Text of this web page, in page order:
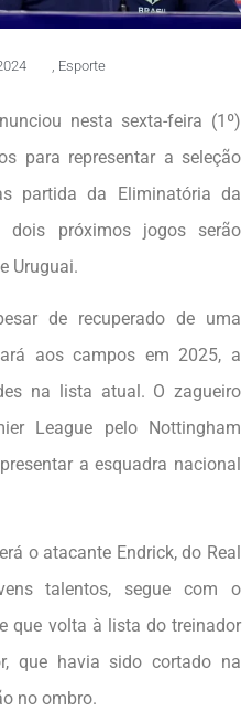
Esporte
nesta sexta-feira (1º)
para representar a seleção
partida da Eliminatória da
próximos jogos serão
Uruguai.
de recuperado de uma
aos campos em 2025, a
na lista atual. O zagueiro
League pelo Nottingham
a esquadra nacional
o atacante Endrick, do Real
talentos, segue com o
que volta à lista do treinador
que havia sido cortado na
no ombro.